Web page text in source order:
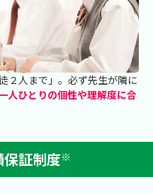
２人まで」。必ず先生が隣に
人ひとりの個性や理解度に合
証制度※